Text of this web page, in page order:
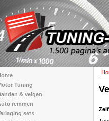
Tuning
& velgen
remmen
sets